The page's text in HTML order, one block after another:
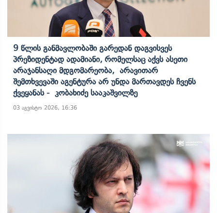
9 Წლის Განმავლობაში Გარედან Დაგვისვეს
Პრეზიდენტად Ადამიანი, Რომელსაც Აქვს Ასეთი
Არაჯანსაღი Მდგომარეობა, Არავითარ
Შემთხვევაში Აგენტურა Არ Უნდა Მართავდეს Ჩვენს
Ქვეყანას - Კობახიძე Სააკაშვილზე
03 აგვისტო 2026, 16:36